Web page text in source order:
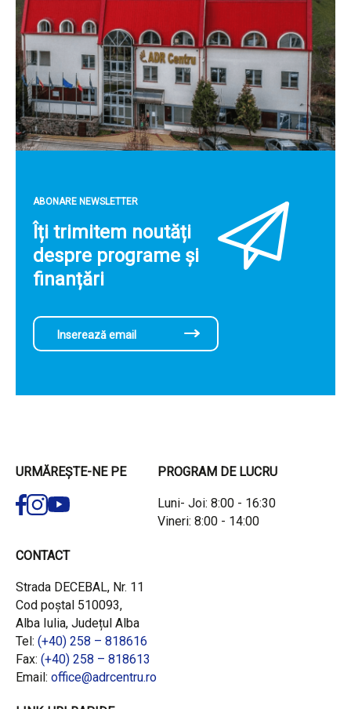
ABONARE NEWSLETTER
Îți trimitem noutăți
despre programe și
finanțări
URMĂREȘTE-NE PE PROGRAM DE LUCRU
Luni- Joi: 8:00 - 16:30
Vineri: 8:00 - 14:00
CONTACT
Strada DECEBAL, Nr. 11
Cod poștal 510093,
Alba Iulia, Județul Alba
Tel: (+40) 258 – 818616
Fax: (+40) 258 – 818613
Email: office@adrcentru.ro